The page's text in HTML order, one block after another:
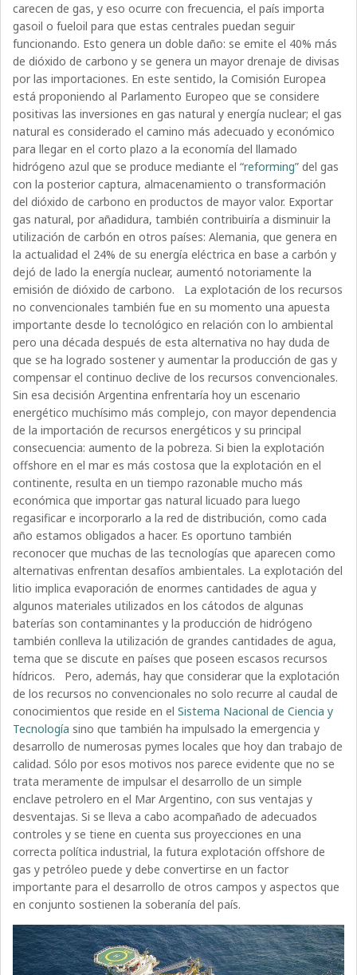
carecen de gas, y eso ocurre con frecuencia, el país importa
gasoil o fueloil para que estas centrales puedan seguir
funcionando. Esto genera un doble daño: se emite el 40% más
de dióxido de carbono y se genera un mayor drenaje de divisas
por las importaciones. En este sentido, la Comisión Europea
está proponiendo al Parlamento Europeo que se considere
positivas las inversiones en gas natural y energía nuclear; el gas
natural es considerado el camino más adecuado y económico
para llegar en el corto plazo a la economía del llamado
hidrógeno azul que se produce mediante el “reforming” del gas
con la posterior captura, almacenamiento o transformación
del dióxido de carbono en productos de mayor valor. Exportar
gas natural, por añadidura, también contribuiría a disminuir la
utilización de carbón en otros países: Alemania, que genera en
la actualidad el 24% de su energía eléctrica en base a carbón y
dejó de lado la energía nuclear, aumentó notoriamente la
emisión de dióxido de carbono. La explotación de los recursos
no convencionales también fue en su momento una apuesta
importante desde lo tecnológico en relación con lo ambiental
pero una década después de esta alternativa no hay duda de
que se ha logrado sostener y aumentar la producción de gas y
compensar el continuo declive de los recursos convencionales.
Sin esa decisión Argentina enfrentaría hoy un escenario
energético muchísimo más complejo, con mayor dependencia
de la importación de recursos energéticos y su principal
consecuencia: aumento de la pobreza. Si bien la explotación
offshore en el mar es más costosa que la explotación en el
continente, resulta en un tiempo razonable mucho más
económica que importar gas natural licuado para luego
regasificar e incorporarlo a la red de distribución, como cada
año estamos obligados a hacer. Es oportuno también
reconocer que muchas de las tecnologías que aparecen como
alternativas enfrentan desafíos ambientales. La explotación del
litio implica evaporación de enormes cantidades de agua y
algunos materiales utilizados en los cátodos de algunas
baterías son contaminantes y la producción de hidrógeno
también conlleva la utilización de grandes cantidades de agua,
tema que se discute en países que poseen escasos recursos
hídricos. Pero, además, hay que considerar que la explotación
de los recursos no convencionales no solo recurre al caudal de
conocimientos que reside en elSistema Nacional de Ciencia y
Tecnología sino que también ha impulsado la emergencia y
desarrollo de numerosas pymes locales que hoy dan trabajo de
calidad. Sólo por esos motivos nos parece evidente que no se
trata meramente de impulsar el desarrollo de un simple
enclave petrolero en el Mar Argentino, con sus ventajas y
desventajas. Si se lleva a cabo acompañado de adecuados
controles y se tiene en cuenta sus proyecciones en una
correcta política industrial, la futura explotación offshore de
gas y petróleo puede y debe convertirse en un factor
importante para el desarrollo de otros campos y aspectos que
en conjunto sostienen la soberanía del país.